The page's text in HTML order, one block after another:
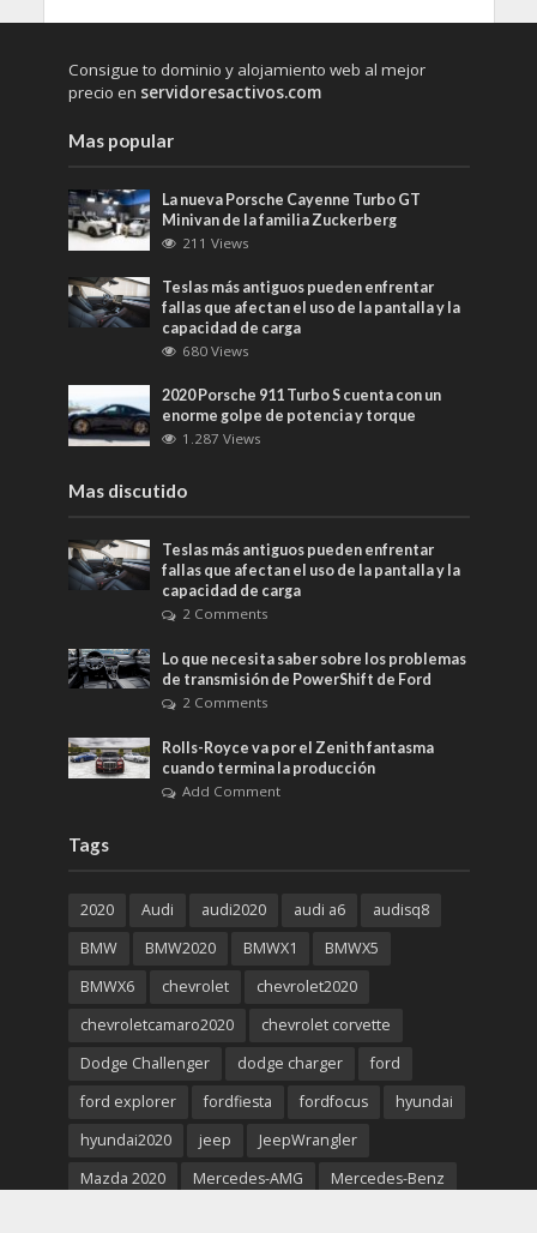
Consigue to dominio y alojamiento web al mejor
precio en servidoresactivos.com
Mas popular
La nueva Porsche Cayenne Turbo GT
Minivan de la familia Zuckerberg
211 Views
Teslas más antiguos pueden enfrentar
fallas que afectan el uso de la pantalla y la
capacidad de carga
680 Views
2020 Porsche 911 Turbo S cuenta con un
enorme golpe de potencia y torque
1.287 Views
Mas discutido
Teslas más antiguos pueden enfrentar
fallas que afectan el uso de la pantalla y la
capacidad de carga
2 Comments
Lo que necesita saber sobre los problemas
de transmisión de PowerShift de Ford
2 Comments
Rolls-Royce va por el Zenith fantasma
cuando termina la producción
Add Comment
Tags
2020 Audi audi2020 audi a6
audisq8
BMW
BMW2020 BMWX1
BMWX5
BMWX6
chevrolet
chevrolet2020
chevroletcamaro2020
chevrolet corvette
Dodge Challenger
dodge charger
ford
ford explorer
fordfiesta fordfocus
hyundai
hyundai2020
jeep
JeepWrangler
Mazda 2020
Mercedes-AMG
Mercedes-Benz